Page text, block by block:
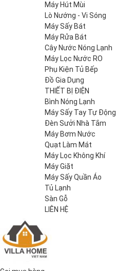
Máy Hút Mùi
Lò Nướng - Vi Sóng
Máy Sấy Bát
Máy Rửa Bát
Cây Nước Nóng Lạnh
Máy Lọc Nước RO
Phụ Kiện Tủ Bếp
Đồ Gia Dụng
THIẾT BỊ ĐIỆN
Bình Nóng Lạnh
Máy Sấy Tay Tự Động
Đèn Sưởi Nhà Tắm
Máy Bơm Nước
Quạt Làm Mát
Máy Lọc Không Khí
Máy Giặt
Máy Sấy Quần Áo
Tủ Lạnh
Sàn Gỗ
LIÊN HỆ